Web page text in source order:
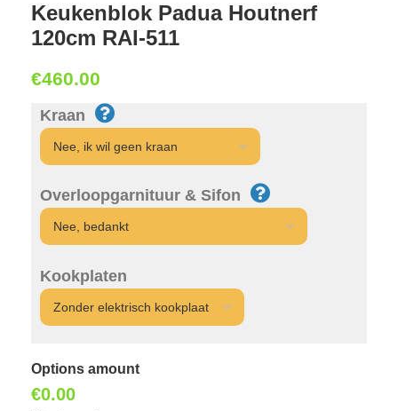
Keukenblok Padua Houtnerf
120cm RAI-511
€460.00
Kraan
Overloopgarnituur & Sifon
Kookplaten
Options amount
€0.00